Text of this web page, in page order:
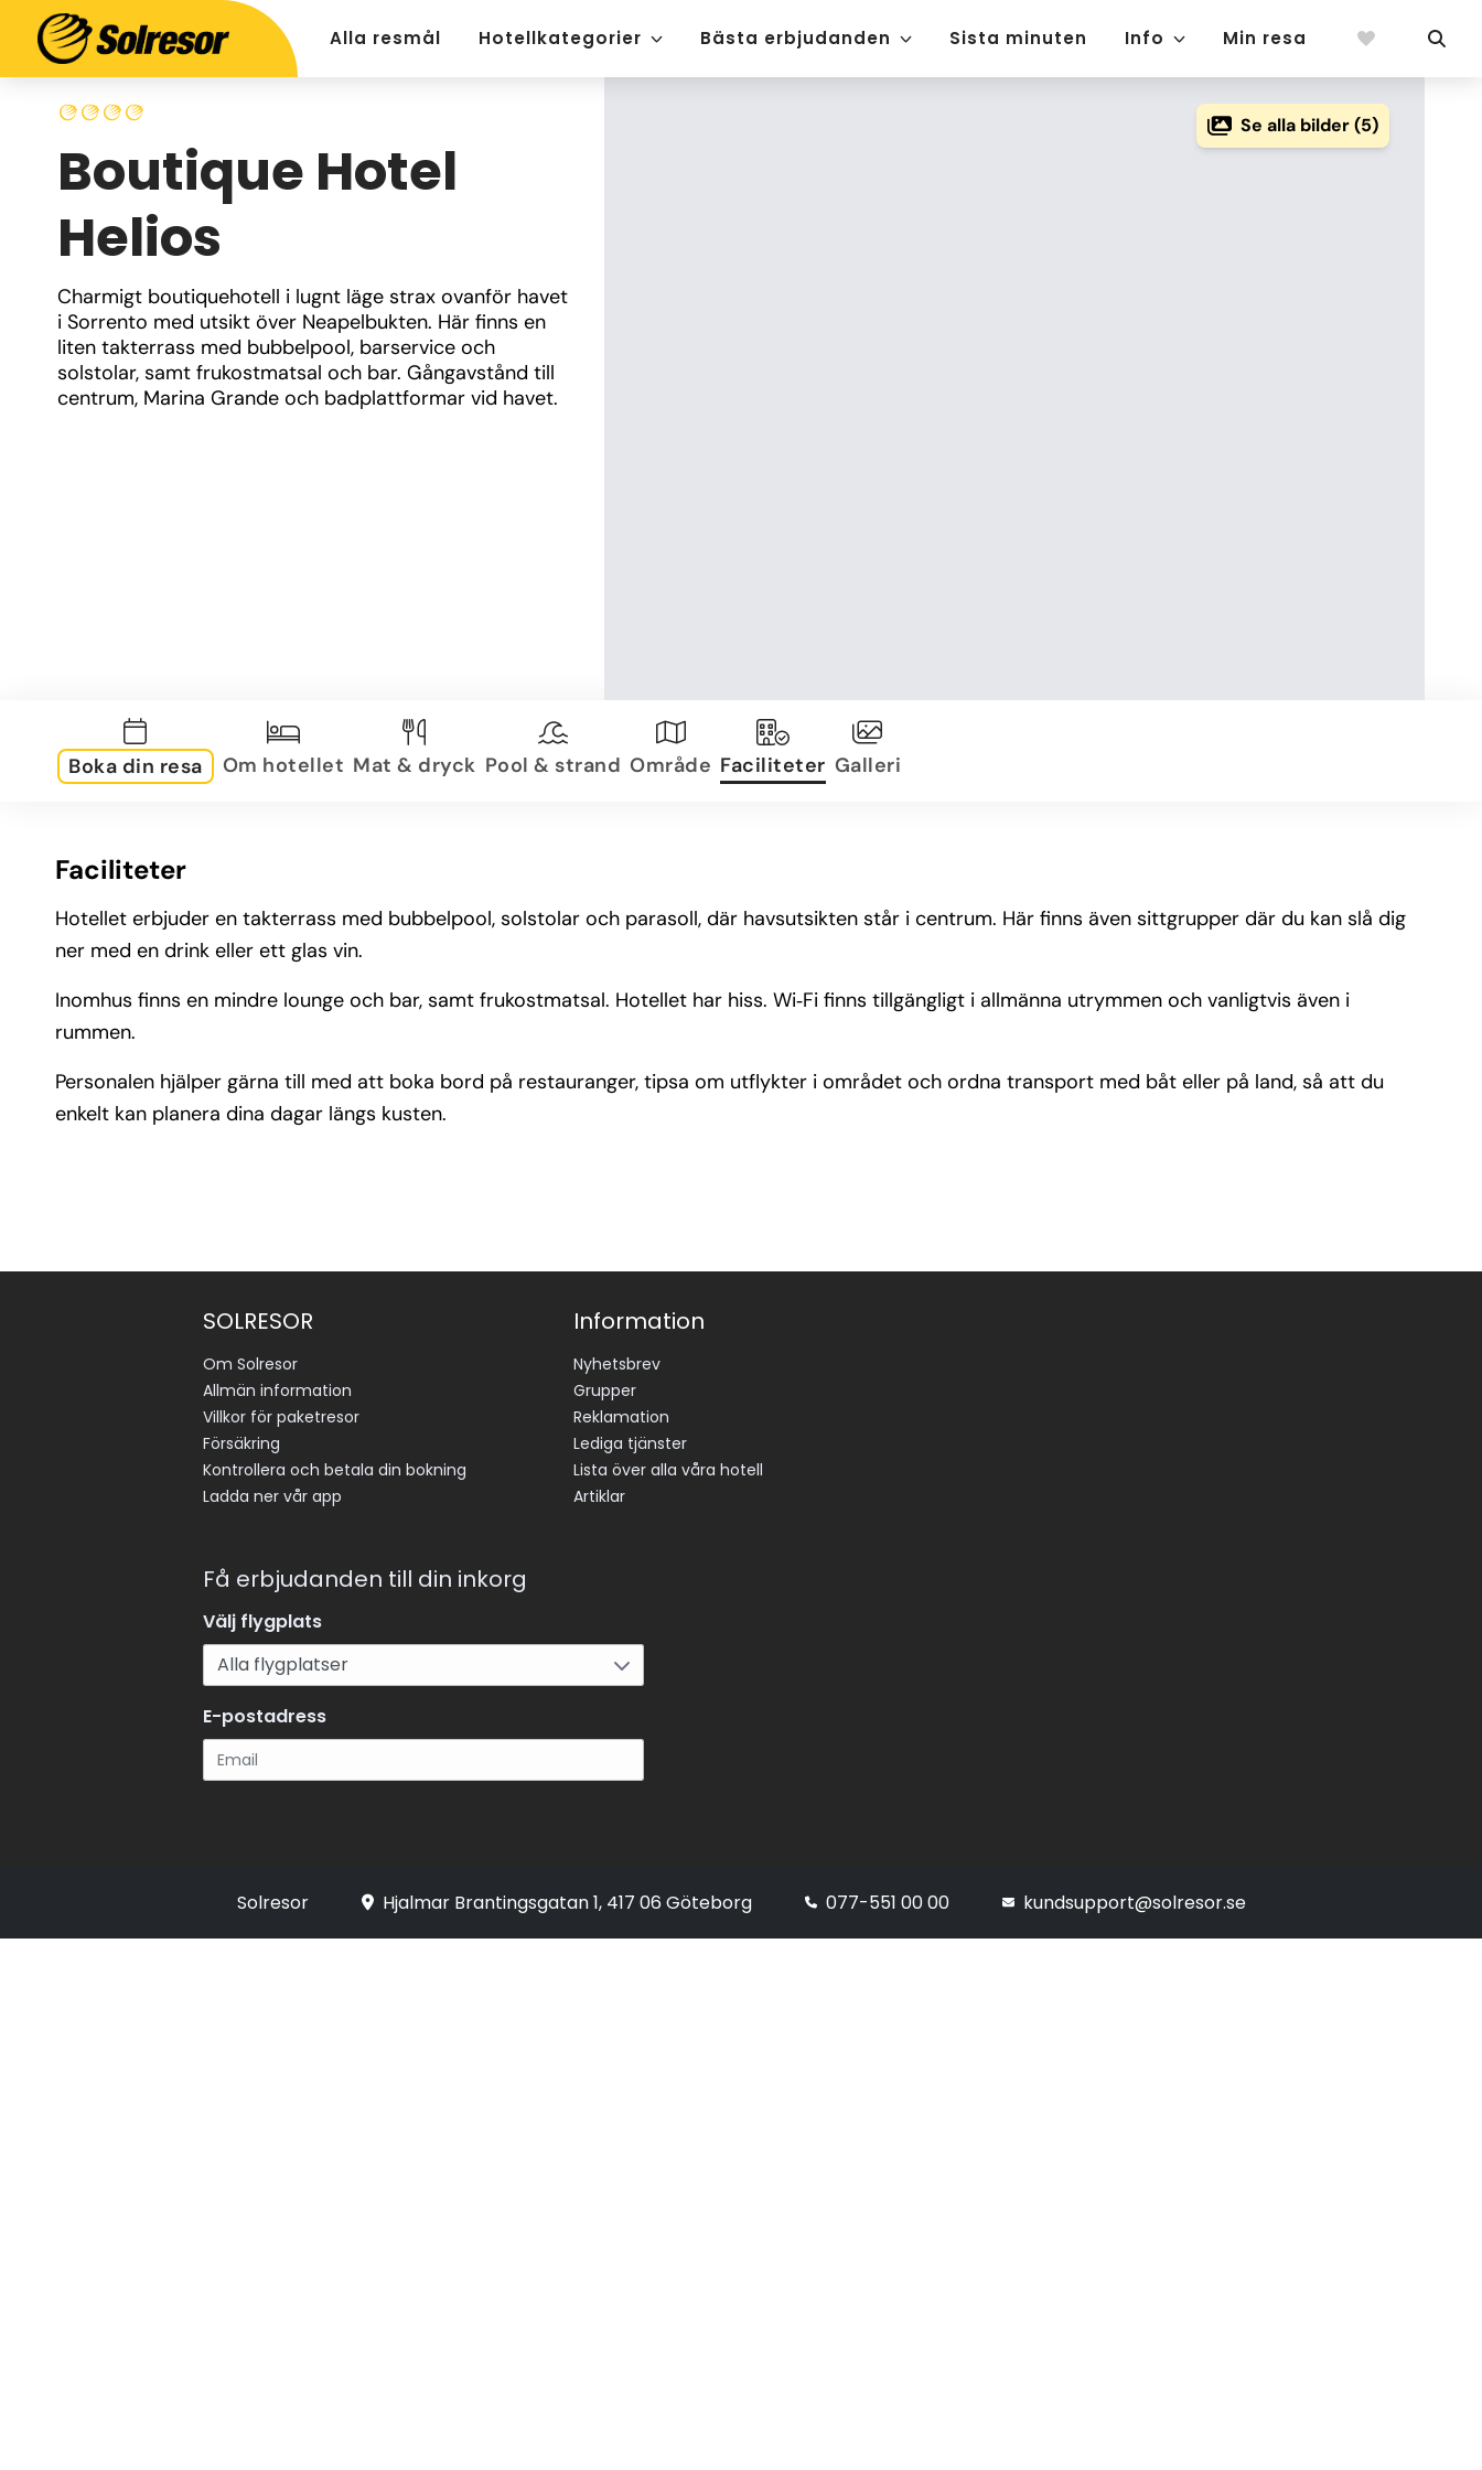
Alla resmål Hotellkategorier Bästa erbjudanden Sista minuten Info Min resa
Boutique Hotel
Helios
Charmigt boutiquehotell i lugnt läge strax ovanför havet
i Sorrento med utsikt över Neapelbukten. Här finns en
liten takterrass med bubbelpool, barservice och
solstolar, samt frukostmatsal och bar. Gångavstånd till
centrum, Marina Grande och badplattformar vid havet.
Se alla bilder (5)
Boka din resa Om hotellet Mat & dryck Pool & strand Område Faciliteter Galleri
Faciliteter
Hotellet erbjuder en takterrass med bubbelpool, solstolar och parasoll, där havsutsikten står i centrum. Här finns även sittgrupper där du kan slå dig
ner med en drink eller ett glas vin.
Inomhus finns en mindre lounge och bar, samt frukostmatsal. Hotellet har hiss. Wi‑Fi finns tillgängligt i allmänna utrymmen och vanligtvis även i
rummen.
Personalen hjälper gärna till med att boka bord på restauranger, tipsa om utflykter i området och ordna transport med båt eller på land, så att du
enkelt kan planera dina dagar längs kusten.
SOLRESOR
Om Solresor
Allmän information
Villkor för paketresor
Försäkring
Kontrollera och betala din bokning
Ladda ner vår app
Information
Nyhetsbrev
Grupper
Reklamation
Lediga tjänster
Lista över alla våra hotell
Artiklar
Få erbjudanden till din inkorg
Välj flygplats
E-postadress
Solresor Hjalmar Brantingsgatan 1, 417 06 Göteborg 077-551 00 00 kundsupport@solresor.se